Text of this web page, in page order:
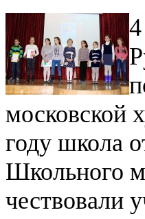
московской
году школа
Школьного
чествовали